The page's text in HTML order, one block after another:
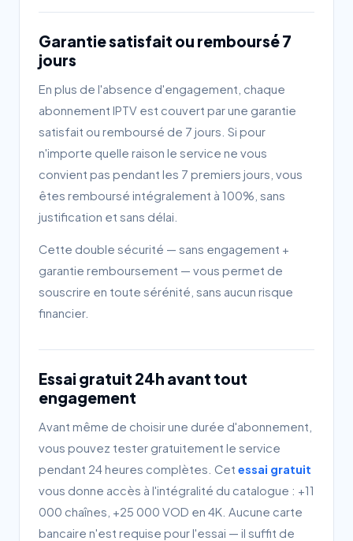
Garantie satisfait ou remboursé 7
jours
En plus de l'absence d'engagement, chaque
abonnement IPTV est couvert par une garantie
satisfait ou remboursé de 7 jours. Si pour
n'importe quelle raison le service ne vous
convient pas pendant les 7 premiers jours, vous
êtes remboursé intégralement à 100%, sans
justification et sans délai.
Cette double sécurité — sans engagement +
garantie remboursement — vous permet de
souscrire en toute sérénité, sans aucun risque
financier.
Essai gratuit 24h avant tout
engagement
Avant même de choisir une durée d'abonnement,
vous pouvez tester gratuitement le service
pendant 24 heures complètes. Cet essai gratuit
vous donne accès à l'intégralité du catalogue : +11
000 chaînes, +25 000 VOD en 4K. Aucune carte
bancaire n'est requise pour l'essai — il suffit de